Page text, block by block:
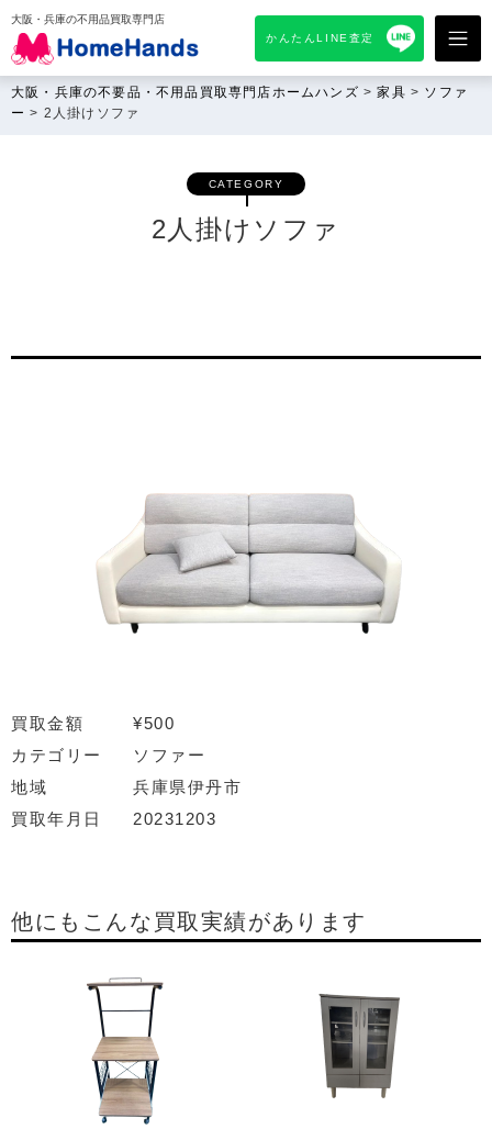
大阪・兵庫の不用品買取専門店
かんたんLINE査定
大阪・兵庫の不要品・不用品買取専門店ホームハンズ >家具 > ソファ
ー > 2人掛けソファ
CATEGORY
2人掛けソファ
買取金額
¥500
カテゴリー
ソファー
地域
兵庫県伊丹市
買取年月日
20231203
他にもこんな買取実績があります